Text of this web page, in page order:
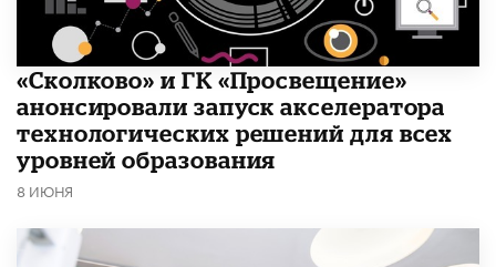
«Сколково» и ГК «Просвещение»
анонсировали запуск акселератора
технологических решений для всех
уровней образования
8 ИЮНЯ